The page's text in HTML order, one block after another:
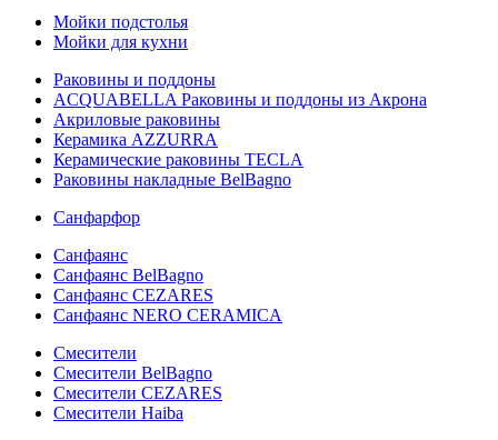
Мойки подстолья
Мойки для кухни
Раковины и поддоны
ACQUABELLA Раковины и поддоны из Акрона
Акриловые раковины
Керамика AZZURRA
Керамические раковины TECLA
Раковины накладные BelBagno
Санфарфор
Санфаянс
Санфаянс BelBagno
Санфаянс CEZARES
Санфаянс NERO CERAMICA
Смесители
Смесители BelBagno
Смесители CEZARES
Смесители Haiba